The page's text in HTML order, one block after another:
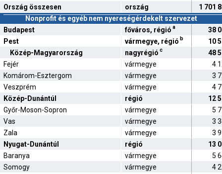
Ország összesen
ország
1 701
Nonprofit és egyéb nem nyereségérdekelt szervezet
Budapest
főváros, régió a
38
Pest
vármegye, régió b
10
Közép-Magyarország
nagyrégió c
48
Fejér
vármegye
4
Komárom-Esztergom
vármegye
3
Veszprém
vármegye
4
Közép-Dunántúl
régió
12
Győr-Moson-Sopron
vármegye
5
Vas
vármegye
3
Zala
vármegye
3
Nyugat-Dunántúl
régió
13
Baranya
vármegye
5
Somogy
vármegye
4